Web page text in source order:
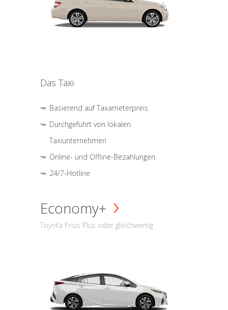
Das Taxi
Basierend auf Taxameterpreis
Durchgeführt von lokalen
Taxiunternehmen
Online- und Offline-Bezahlungen
24/7-Hotline
Economy+
Toyota Prius Plus oder gleichwertig